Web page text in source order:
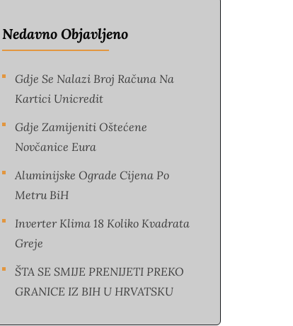
Nedavno Objavljeno
Gdje Se Nalazi Broj Računa Na
Kartici Unicredit
Gdje Zamijeniti Oštećene
Novčanice Eura​
Aluminijske Ograde Cijena Po
Metru BiH
Inverter Klima 18 Koliko Kvadrata
Greje
ŠTA SE SMIJE PRENIJETI PREKO
GRANICE IZ BIH U HRVATSKU